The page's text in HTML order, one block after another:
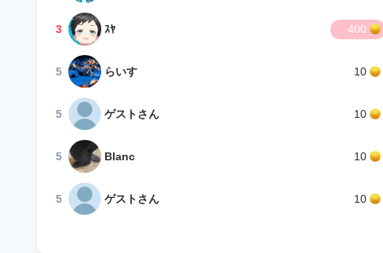
3 ｽﾔ 400
5 らいす 10
5 ゲストさん 10
5 Blanc 10
5 ゲストさん 10